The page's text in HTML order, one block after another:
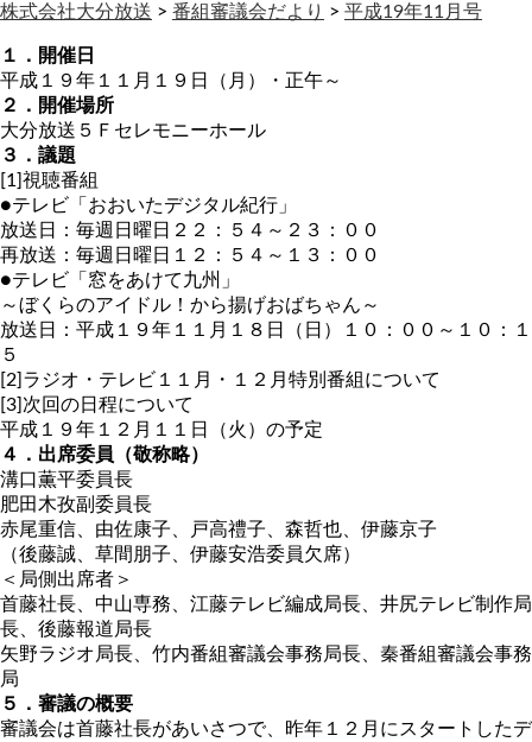
株式会社大分放送 > 番組審議会だより > 平成19年11月号
１．開催日
平成１９年１１月１９日（月）・正午～
２．開催場所
大分放送５Ｆセレモニーホール
３．議題
[1]視聴番組
●テレビ「おおいたデジタル紀行」
放送日：毎週日曜日２２：５４～２３：００
再放送：毎週日曜日１２：５４～１３：００
●テレビ「窓をあけて九州」
～ぼくらのアイドル！から揚げおばちゃん～
放送日：平成１９年１１月１８日（日）１０：００～１０：１
５
[2]ラジオ・テレビ１１月・１２月特別番組について
[3]次回の日程について
平成１９年１２月１１日（火）の予定
４．出席委員（敬称略）
溝口薫平委員長
肥田木孜副委員長
赤尾重信、由佐康子、戸高禮子、森哲也、伊藤京子
（後藤誠、草間朋子、伊藤安浩委員欠席）
＜局側出席者＞
首藤社長、中山専務、江藤テレビ編成局長、井尻テレビ制作局
長、後藤報道局長
矢野ラジオ局長、竹内番組審議会事務局長、秦番組審議会事務
局
５．審議の概要
審議会は首藤社長があいさつで、昨年１２月にスタートしたデ